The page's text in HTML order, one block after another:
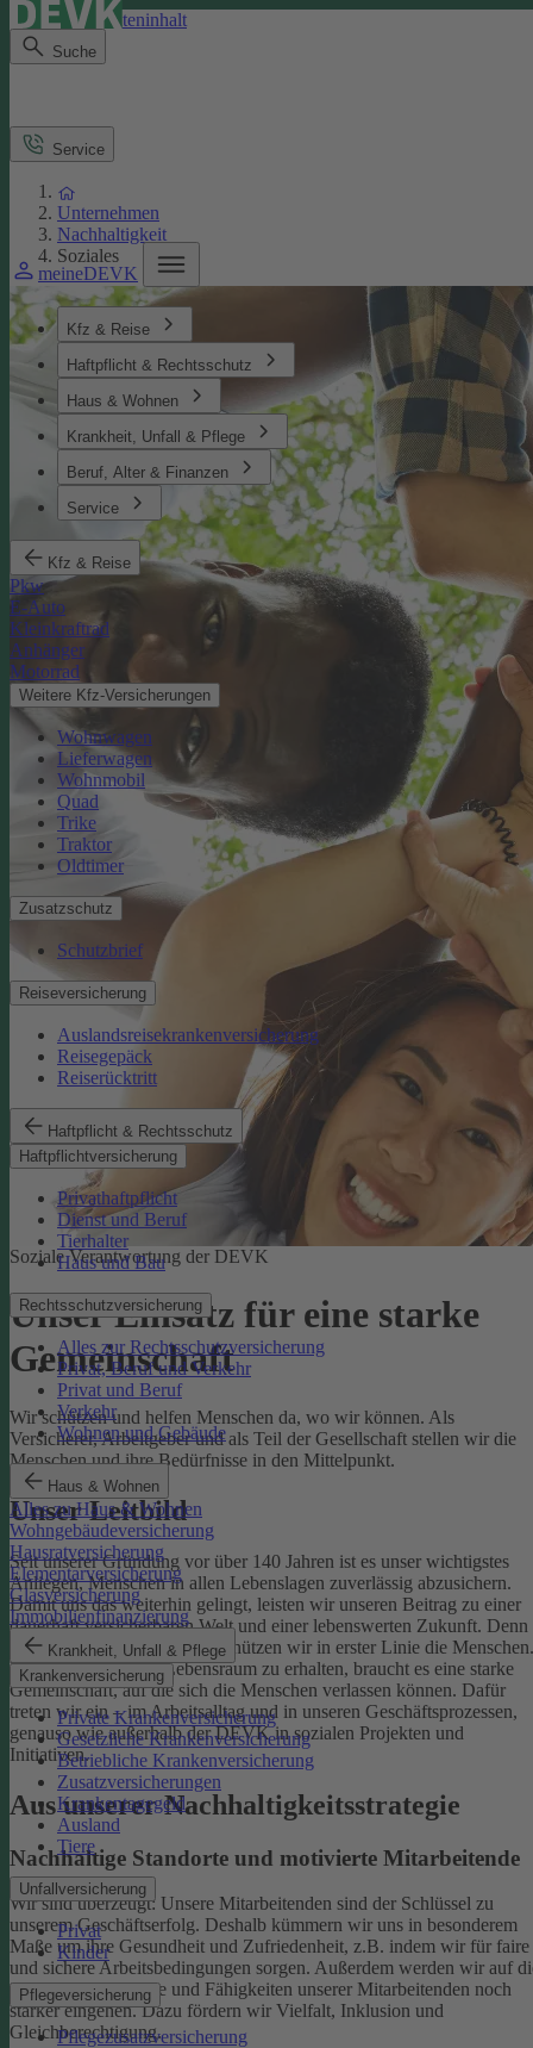
Direkt zum Seiteninhalt
Suche
meineDEVK
Kfz & Reise
Haftpflicht & Rechtsschutz
Haus & Wohnen
Krankheit, Unfall & Pflege
Beruf, Alter & Finanzen
Service
Kfz & Reise
Pkw
E-Auto
Kleinkraftrad
Anhänger
Motorrad
Weitere Kfz-Versicherungen
Wohnwagen
Lieferwagen
Wohnmobil
Quad
Trike
Traktor
Oldtimer
Zusatzschutz
Schutzbrief
Reiseversicherung
Auslandsreisekrankenversicherung
Reisegepäck
Reiserücktritt
Haftpflicht & Rechtsschutz
Haftpflichtversicherung
Privathaftpflicht
Dienst und Beruf
Tierhalter
Haus und Bau
Rechtsschutzversicherung
Alles zur Rechtsschutzversicherung
Privat, Beruf und Verkehr
Privat und Beruf
Verkehr
Wohnen und Gebäude
Haus & Wohnen
Alles zu Haus & Wohnen
Wohngebäudeversicherung
Hausratversicherung
Elementarversicherung
Glasversicherung
Immobilienfinanzierung
Krankheit, Unfall & Pflege
Krankenversicherung
Private Krankenversicherung
Gesetzliche Krankenversicherung
Betriebliche Krankenversicherung
Zusatzversicherungen
Krankentagegeld
Ausland
Tiere
Unfallversicherung
Privat
Kinder
Pflegeversicherung
Pflegezusatzversicherung
Service
Unternehmen
Nachhaltigkeit
Soziales
Soziale Verantwortung der DEVK
Unser Einsatz für eine starke
Gemeinschaft
Wir schützen und helfen Menschen da, wo wir können. Als
Versicherer, Arbeitgeber und als Teil der Gesellschaft stellen wir die
Menschen und ihre Bedürfnisse in den Mittelpunkt.
Unser Leitbild
Seit unserer Gründung vor über 140 Jahren ist es unser wichtigstes
Anliegen, Menschen in allen Lebenslagen zuverlässig abzusichern.
Damit uns das weiterhin gelingt, leisten wir unseren Beitrag zu einer
dauerhaft versicherbaren Welt und einer lebenswerten Zukunft. Denn
schützen wir das Klima, so schützen wir in erster Linie die Menschen.
Um einen gesunden Lebensraum zu erhalten, braucht es eine starke
Gemeinschaft, auf die sich die Menschen verlassen können. Dafür
treten wir ein – im Arbeitsalltag und in unseren Geschäftsprozessen,
genauso wie außerhalb der DEVK in sozialen Projekten und
Initiativen.
Aus unserer Nachhaltigkeitsstrategie
Nachhaltige Standorte und motivierte Mitarbeitende
Wir sind überzeugt: Unsere Mitarbeitenden sind der Schlüssel zu
unserem Geschäftserfolg. Deshalb kümmern wir uns in besonderem
Maße um ihre Gesundheit und Zufriedenheit, z.B. indem wir für faire
und sichere Arbeitsbedingungen sorgen. Außerdem werden wir auf
individuellen Talente und Fähigkeiten unserer Mitarbeitenden noch
stärker eingehen. Dazu fördern wir Vielfalt, Inklusion und
Gleichberechtigung.